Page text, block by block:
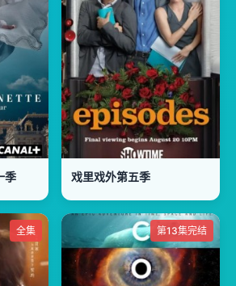
季 戏里戏外第五季
全集 第13集完结